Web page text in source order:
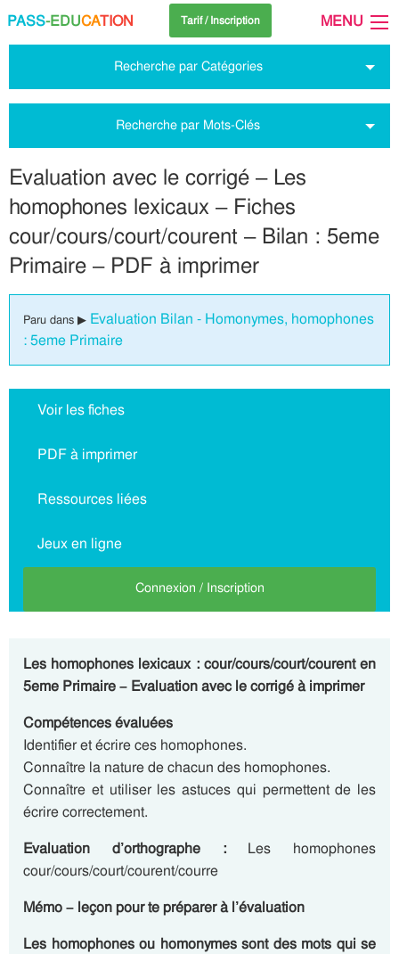
PASS-EDUCATION Tarif / Inscription MENU
Recherche par Catégories
Recherche par Mots-Clés
Evaluation avec le corrigé – Les
homophones lexicaux – Fiches
cour/cours/court/courent – Bilan : 5eme
Primaire – PDF à imprimer
Paru dans ▶ Evaluation Bilan - Homonymes, homophones
: 5eme Primaire
Voir les fiches
PDF à imprimer
Ressources liées
Jeux en ligne
Connexion / Inscription
Les homophones lexicaux : cour/cours/court/courent en
5eme Primaire – Evaluation avec le corrigé à imprimer
Compétences évaluées
Identifier et écrire ces homophones.
Connaître la nature de chacun des homophones.
Connaître et utiliser les astuces qui permettent de les
écrire correctement.
Evaluation d’orthographe : Les homophones
cour/cours/court/courent/courre
Mémo – leçon pour te préparer à l’évaluation
Les homophones ou homonymes sont des mots qui se